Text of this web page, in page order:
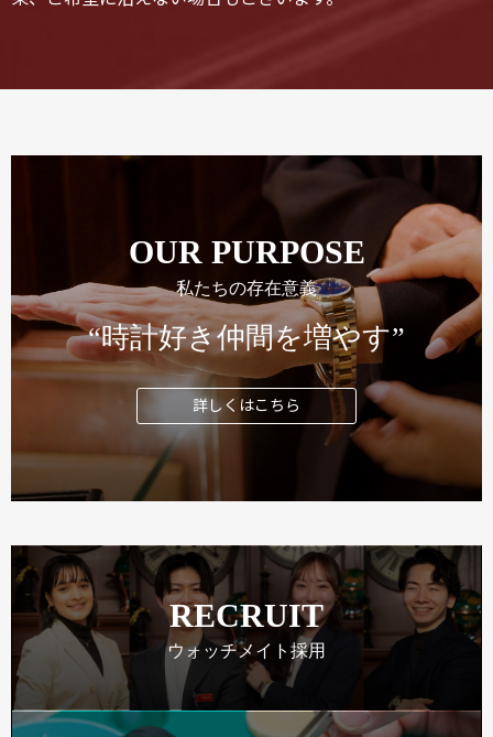
OUR PURPOSE
私たちの存在意義
“時計好き仲間を増やす”
詳しくはこちら
RECRUIT
ウォッチメイト採用